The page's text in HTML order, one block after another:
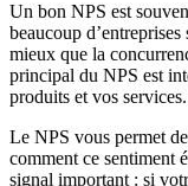
Un bon NPS est
beaucoup
mieux que la
principal du NPS est
produits et vos services.
Le NPS vous permet
comment ce sentiment
signal important : si